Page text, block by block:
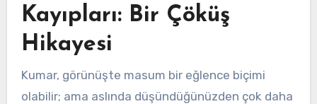
Kayıpları: Bir Çöküş
Hikayesi
Kumar, görünüşte masum bir eğlence biçimi
olabilir; ama aslında düşündüğünüzden çok daha